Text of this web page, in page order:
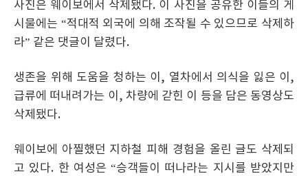
사진은 웨이보에서 삭제됐다. 이 사진을 공유한 이들의 게
시물에는 “적대적 외국에 의해 조작될 수 있으므로 삭제하
라” 같은 댓글이 달렸다.
생존을 위해 도움을 청하는 이, 열차에서 의식을 잃은 이,
급류에 떠내려가는 이, 차량에 갇힌 이 등을 담은 동영상도
삭제됐다.
웨이보에 아찔했던 지하철 피해 경험을 올린 글도 삭제되
고 있다. 한 여성은 “승객들이 떠나라는 지시를 받았지만